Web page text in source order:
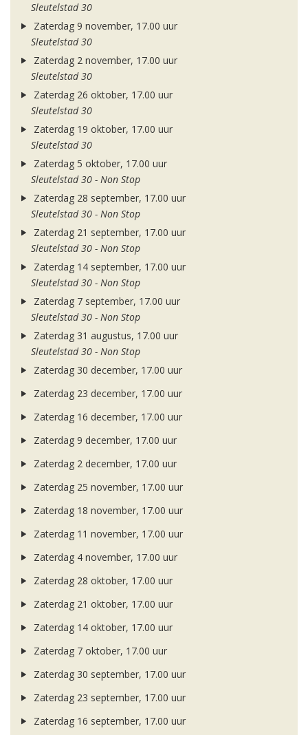
Sleutelstad 30
Zaterdag 9 november, 17.00 uur
Sleutelstad 30
Zaterdag 2 november, 17.00 uur
Sleutelstad 30
Zaterdag 26 oktober, 17.00 uur
Sleutelstad 30
Zaterdag 19 oktober, 17.00 uur
Sleutelstad 30
Zaterdag 5 oktober, 17.00 uur
Sleutelstad 30 - Non Stop
Zaterdag 28 september, 17.00 uur
Sleutelstad 30 - Non Stop
Zaterdag 21 september, 17.00 uur
Sleutelstad 30 - Non Stop
Zaterdag 14 september, 17.00 uur
Sleutelstad 30 - Non Stop
Zaterdag 7 september, 17.00 uur
Sleutelstad 30 - Non Stop
Zaterdag 31 augustus, 17.00 uur
Sleutelstad 30 - Non Stop
Zaterdag 30 december, 17.00 uur
Zaterdag 23 december, 17.00 uur
Zaterdag 16 december, 17.00 uur
Zaterdag 9 december, 17.00 uur
Zaterdag 2 december, 17.00 uur
Zaterdag 25 november, 17.00 uur
Zaterdag 18 november, 17.00 uur
Zaterdag 11 november, 17.00 uur
Zaterdag 4 november, 17.00 uur
Zaterdag 28 oktober, 17.00 uur
Zaterdag 21 oktober, 17.00 uur
Zaterdag 14 oktober, 17.00 uur
Zaterdag 7 oktober, 17.00 uur
Zaterdag 30 september, 17.00 uur
Zaterdag 23 september, 17.00 uur
Zaterdag 16 september, 17.00 uur